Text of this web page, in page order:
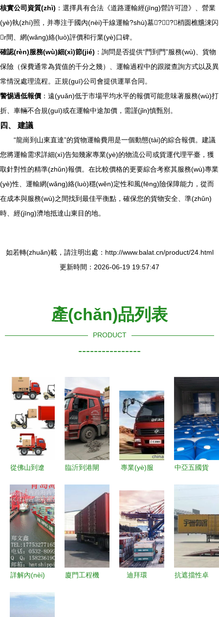
核實公司資質(zhì) ：選擇具有合法《道路運輸經(jīng)營許可證》、營業
(yè)執(zhí)照，并專注于國內(nèi)干線運輸?shù)墓??？梢圆樵兤涑闪
r間、網(wǎng)絡(luò)評價和行業(yè)口碑。
確認(rèn)服務(wù)細(xì)節(jié) ：詢問是否提供“門到門”服務(wù)、貨物
保險（保費通常為貨值的千分之幾）、運輸過程中的跟蹤查詢方式以及異
常情況處理流程。正規(guī)公司會提供運單合同。
警惕過低報價 ：遠(yuǎn)低于市場平均水平的報價可能意味著服務(wù)打
折、車輛不合規(guī)或在運輸中途加價，需謹(jǐn)慎甄別。
四、 建議
“龍崗到山東直達”的貨物運輸費用是一個動態(tài)的綜合報價。建議
您將運輸需求詳細(xì)告知幾家專業(yè)的物流公司或貨運代理平臺，獲
取針對性的精準(zhǔn)報價。在比較價格的更要綜合考察其服務(wù)專業
(yè)性、運輸網(wǎng)絡(luò)穩(wěn)定性和風(fēng)險保障能力，從而
在成本與服務(wù)之間找到最佳平衡點，確保您的貨物安全、準(zhǔn)
時、經(jīng)濟地抵達山東目的地。
如若轉(zhuǎn)載，請注明出處：http://www.balat.cn/product/24.html
更新時間：2026-06-19 19:57:47
產(chǎn)品列表
PRODUCT
----------------
從佛山到遼
流企業(yè)
如何打通南
北貨物運輸
通道？
臨沂到港閘
國內(nèi)貨
物運輸代理
的專業(yè)
之選
專業(yè)服
(lǐng)運輸
未來——探
訪上海慧佳
貨物運輸代
理
中亞五國貨
運輸代理的
全景解析
詳解內(nèi)
廈門工程機
迪拜環
抗遮擋性卓